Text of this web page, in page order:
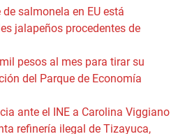
salmonela en EU está
jalapeños procedentes de
pesos al mes para tirar su
del Parque de Economía
ante el INE a Carolina Viggiano
refinería ilegal de Tizayuca,